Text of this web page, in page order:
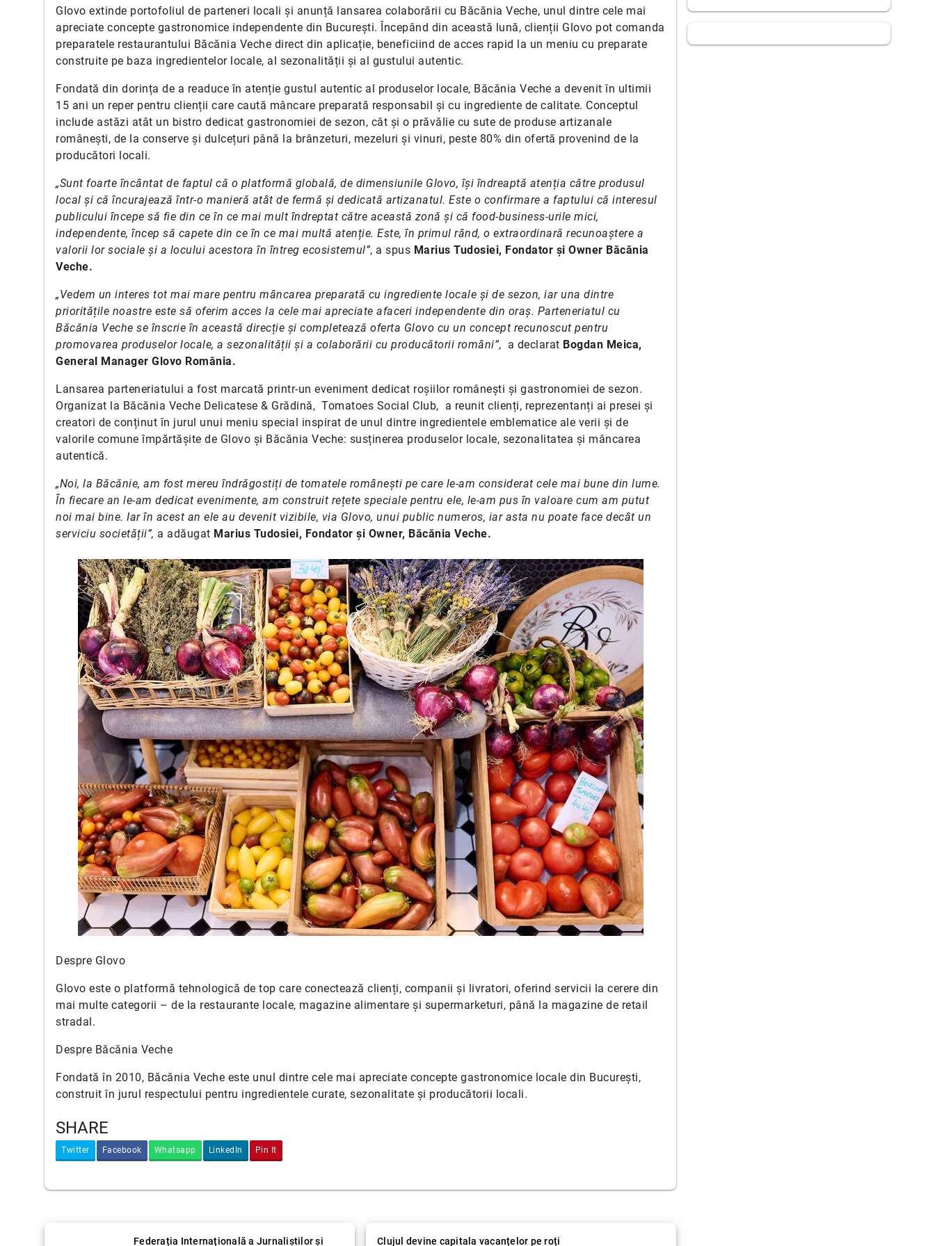
Glovo extinde portofoliul de parteneri locali și anunță lansarea colaborării cu Băcănia Veche, unul dintre cele mai
apreciate concepte gastronomice independente din București. Începând din această lună, clienții Glovo pot comanda
preparatele restaurantului Băcănia Veche direct din aplicație, beneficiind de acces rapid la un meniu cu preparate
construite pe baza ingredientelor locale, al sezonalității și al gustului autentic.
Fondată din dorința de a readuce în atenție gustul autentic al produselor locale, Băcănia Veche a devenit în ultimii
15 ani un reper pentru clienții care caută mâncare preparată responsabil și cu ingrediente de calitate. Conceptul
include astăzi atât un bistro dedicat gastronomiei de sezon, cât și o prăvălie cu sute de produse artizanale
românești, de la conserve și dulcețuri până la brânzeturi, mezeluri și vinuri, peste 80% din ofertă provenind de la
producători locali.
„Sunt foarte încântat de faptul că o platformă globală, de dimensiunile Glovo, își îndreaptă atenția către produsul
local și că încurajează într-o manieră atât de fermă și dedicată artizanatul. Este o confirmare a faptului că interesul
publicului începe să fie din ce în ce mai mult îndreptat către această zonă și că food-business-urile mici,
independente, încep să capete din ce în ce mai multă atenție. Este, în primul rând, o extraordinară recunoaștere a
valorii lor sociale și a locului acestora în întreg ecosistemul”, a spus Marius Tudosiei, Fondator și Owner Băcănia
Veche.
„Vedem un interes tot mai mare pentru mâncarea preparată cu ingrediente locale și de sezon, iar una dintre
prioritățile noastre este să oferim acces la cele mai apreciate afaceri independente din oraș. Parteneriatul cu
Băcănia Veche se înscrie în această direcție și completează oferta Glovo cu un concept recunoscut pentru
promovarea produselor locale, a sezonalității și a colaborării cu producătorii români”, a declarat Bogdan Meica,
General Manager Glovo România.
Lansarea parteneriatului a fost marcată printr-un eveniment dedicat roșiilor românești și gastronomiei de sezon.
Organizat la Băcănia Veche Delicatese & Grădină, Tomatoes Social Club, a reunit clienți, reprezentanți ai presei și
creatori de conținut în jurul unui meniu special inspirat de unul dintre ingredientele emblematice ale verii și de
valorile comune împărtășite de Glovo și Băcănia Veche: susținerea produselor locale, sezonalitatea și mâncarea
autentică.
„Noi, la Băcănie, am fost mereu îndrăgostiți de tomatele românești pe care le-am considerat cele mai bune din lume.
În fiecare an le-am dedicat evenimente, am construit rețete speciale pentru ele, le-am pus în valoare cum am putut
noi mai bine. Iar în acest an ele au devenit vizibile, via Glovo, unui public numeros, iar asta nu poate face decât un
serviciu societății”, a adăugat Marius Tudosiei, Fondator și Owner, Băcănia Veche.
Despre Glovo
Glovo este o platformă tehnologică de top care conectează clienți, companii și livratori, oferind servicii la cerere din
mai multe categorii – de la restaurante locale, magazine alimentare și supermarketuri, până la magazine de retail
stradal.
Despre Băcănia Veche
Fondată în 2010, Băcănia Veche este unul dintre cele mai apreciate concepte gastronomice locale din București,
construit în jurul respectului pentru ingredientele curate, sezonalitate și producătorii locali.
SHARE
Twitter Facebook Whatsapp LinkedIn Pin It
Federația Internațională a Jurnaliștilor și Clujul devine capitala vacanțelor pe roți